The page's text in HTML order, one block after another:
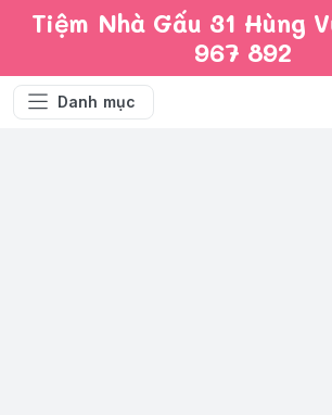
Tiệm Nhà Gấu 31 Hùng
967 892
Danh mục